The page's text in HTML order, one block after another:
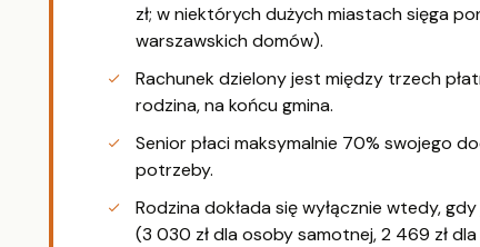
zł; w niektórych dużych miastach sięga
warszawskich domów).
Rachunek dzielony jest między trzech
rodzina, na końcu gmina.
Senior płaci maksymalnie 70% swojego
potrzeby.
Rodzina dokłada się wyłącznie wtedy,
(3 030 zł dla osoby samotnej, 2 469 zł